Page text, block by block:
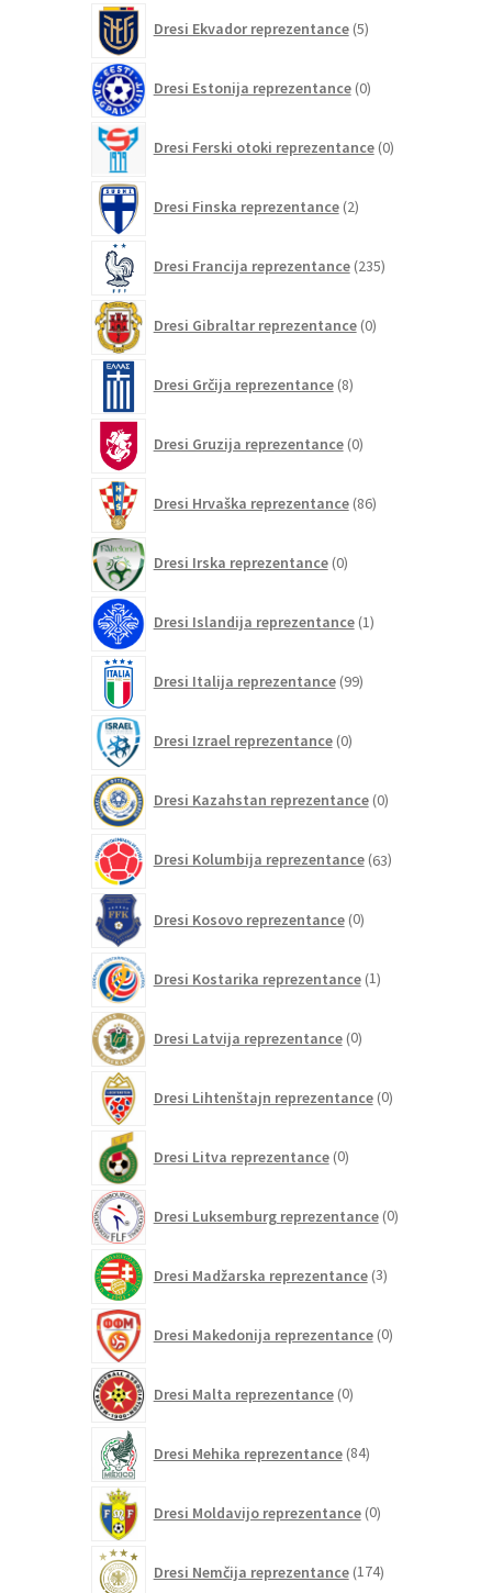
Dresi Ekvador reprezentance 5izdelkov
Dresi Estonija reprezentance 0izdelkov
Dresi Ferski otoki reprezentance 0izdelkov
Dresi Finska reprezentance 2izdelka
Dresi Francija reprezentance 235izdelkov
Dresi Gibraltar reprezentance 0izdelkov
Dresi Grčija reprezentance 8izdelkov
Dresi Gruzija reprezentance 0izdelkov
Dresi Hrvaška reprezentance 86izdelkov
Dresi Irska reprezentance 0izdelkov
Dresi Islandija reprezentance 1izdelek
Dresi Italija reprezentance 99izdelkov
Dresi Izrael reprezentance 0izdelkov
Dresi Kazahstan reprezentance 0izdelkov
Dresi Kolumbija reprezentance 63izdelkov
Dresi Kosovo reprezentance 0izdelkov
Dresi Kostarika reprezentance 1izdelek
Dresi Latvija reprezentance 0izdelkov
Dresi Lihtenštajn reprezentance 0izdelkov
Dresi Litva reprezentance 0izdelkov
Dresi Luksemburg reprezentance 0izdelkov
Dresi Madžarska reprezentance 3izdelki
Dresi Makedonija reprezentance 0izdelkov
Dresi Malta reprezentance 0izdelkov
Dresi Mehika reprezentance 84izdelkov
Dresi Moldavijo reprezentance 0izdelkov
Dresi Nemčija reprezentance 174izdelkov